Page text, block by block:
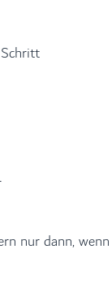
nur dann, wenn